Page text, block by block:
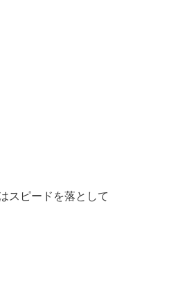
スピードを落として